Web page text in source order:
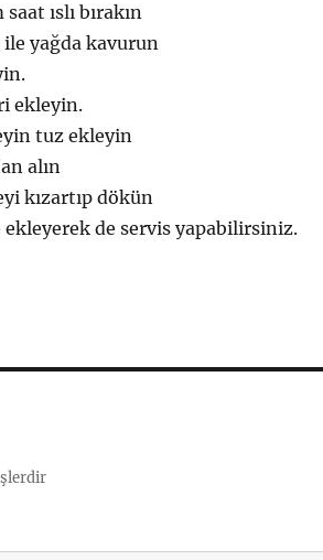
ıslı bırakın
ile yağda kavurun
ekleyin.
tuz ekleyin
alın
kızartıp dökün
de servis yapabilirsiniz.